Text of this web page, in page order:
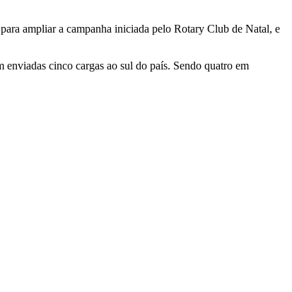
ampliar a campanha iniciada pelo Rotary Club de Natal, e
cinco cargas ao sul do país. Sendo quatro em